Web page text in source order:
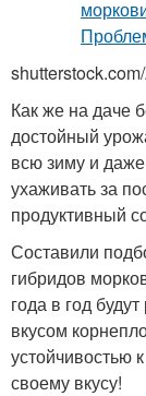
Как же на даче
достойный
всю зиму и
ухаживать за
продуктивный
Составили
гибридов
года в год
вкусом
устойчивостью
своему вкусу!